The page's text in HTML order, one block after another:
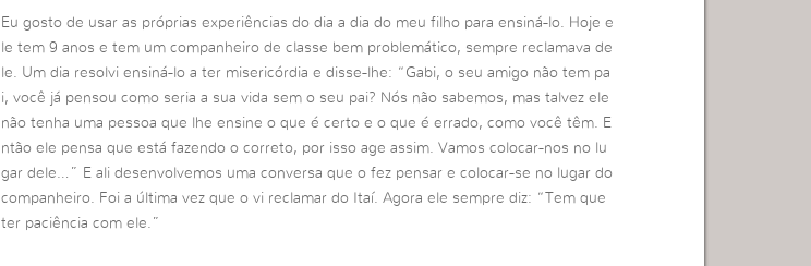
Eu gosto de usar as próprias experiências do dia a dia do meu filho para ensiná-lo. Hoje e
le tem 9 anos e tem um companheiro de classe bem problemático, sempre reclamava de
le. Um dia resolvi ensiná-lo a ter misericórdia e disse-lhe: “Gabi, o seu amigo não tem pa
i, você já pensou como seria a sua vida sem o seu pai? Nós não sabemos, mas talvez ele
não tenha uma pessoa que lhe ensine o que é certo e o que é errado, como você têm. E
ntão ele pensa que está fazendo o correto, por isso age assim. Vamos colocar-nos no lu
gar dele…” E ali desenvolvemos uma conversa que o fez pensar e colocar-se no lugar do
companheiro. Foi a última vez que o vi reclamar do Itaí. Agora ele sempre diz: “Tem que
ter paciência com ele.”